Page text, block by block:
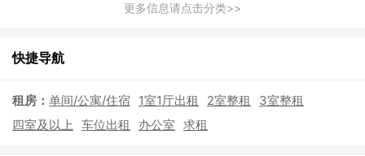
更多信息请点击分类>>
快捷导航
租房： 单间/公寓/住宿 1室1厅出租 2室整租
3室整租
四室及以上 车位出租 办公室 求租